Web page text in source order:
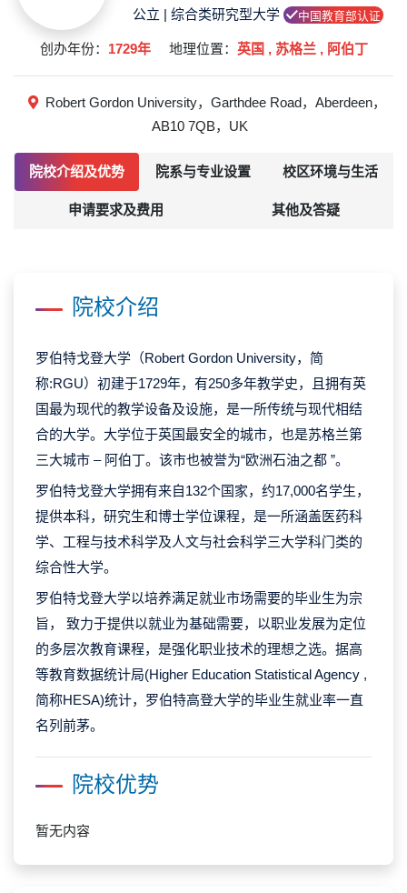
公立 | 综合类研究型大学 中国教育部认证
创办年份： 1729年 地理位置： 英国 , 苏格兰 , 阿伯丁
Robert Gordon University，Garthdee Road，Aberdeen，
AB10 7QB，UK
院校介绍及优势 院系与专业设置 校区环境与生活
申请要求及费用 其他及答疑
院校介绍
罗伯特戈登大学（Robert Gordon University，简
称:RGU）初建于1729年，有250多年教学史，且拥有英
国最为现代的教学设备及设施，是一所传统与现代相结
合的大学。大学位于英国最安全的城市，也是苏格兰第
三大城市 – 阿伯丁。该市也被誉为“欧洲石油之都 ”。
罗伯特戈登大学拥有来自132个国家，约17,000名学生，
提供本科，研究生和博士学位课程，是一所涵盖医药科
学、工程与技术科学及人文与社会科学三大学科门类的
综合性大学。
罗伯特戈登大学以培养满足就业市场需要的毕业生为宗
旨， 致力于提供以就业为基础需要，以职业发展为定位
的多层次教育课程，是强化职业技术的理想之选。据高
等教育数据统计局(Higher Education Statistical Agency ,
简称HESA)统计，罗伯特高登大学的毕业生就业率一直
名列前茅。
院校优势
暂无内容